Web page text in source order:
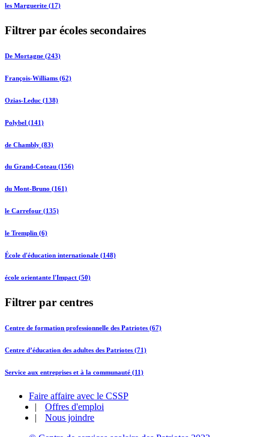
les Marguerite (17)
Filtrer par écoles secondaires
De Mortagne (243)
François-Williams (62)
Ozias-Leduc (138)
Polybel (141)
de Chambly (83)
du Grand-Coteau (156)
du Mont-Bruno (161)
le Carrefour (135)
le Tremplin (6)
École d'éducation internationale (148)
école orientante l'Impact (50)
Filtrer par centres
Centre de formation professionnelle des Patriotes (67)
Centre d’éducation des adultes des Patriotes (71)
Service aux entreprises et à la communauté (11)
Faire affaire avec le CSSP
|
Offres d'emploi
|
Nous joindre